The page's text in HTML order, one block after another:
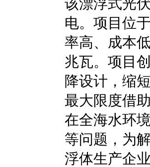
该漂浮式光
电。项目位
率高、成本
兆瓦。项目
降设计，缩
最大限度借
在全海水环
等问题，为
浮体生产企